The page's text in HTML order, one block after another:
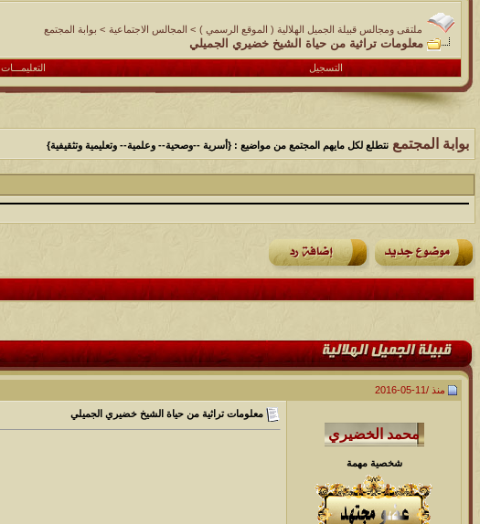
ملتقى ومجالس قبيلة الجميل الهلالية ( الموقع الرسمي ) > المجالس الاجتماعية > بوابة المجتمع
معلومات تراثية من حياة الشيخ خضيري الجميلي
التسجيل التعليمـــات
بوابة المجتمع نتطلع لكل مايهم المجتمع من مواضيع : {أسرية --وصحية-- وعلمية-- وتعليمية وتثقيفية}
منذ /11-05-2016
شخصية مهمة
معلومات تراثية من حياة الشيخ خضيري الجميلي